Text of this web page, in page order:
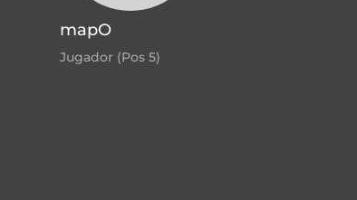
mapO
Jugador (Pos 5)